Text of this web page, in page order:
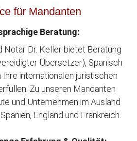
für Mandanten
Beratung:
Notar Dr. Keller bietet Beratung
Übersetzer), Spanisch
Ihre internationalen juristischen
Zu unseren Mandanten
und Unternehmen im Ausland
England und Frankreich.